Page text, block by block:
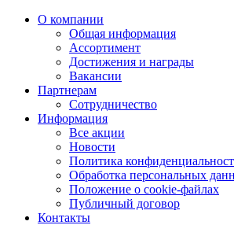
О компании
Общая информация
Ассортимент
Достижения и награды
Вакансии
Партнерам
Сотрудничество
Информация
Все акции
Новости
Политика
Обработка персональных
Положение о cookie-файлах
Публичный договор
Контакты